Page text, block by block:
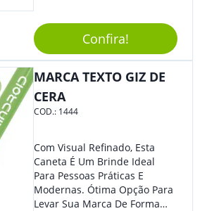
Sua Marca Com Muito Estilo E
Acrescentar Ainda Mais
Praticidade À Eventos E Feiras
De Exposição.
Confira!
MARCA TEXTO GIZ DE
CERA
COD.: 1444
Com Visual Refinado, Esta
Caneta É Um Brinde Ideal
Para Pessoas Práticas E
Modernas. Ótima Opção Para
Levar Sua Marca De Forma